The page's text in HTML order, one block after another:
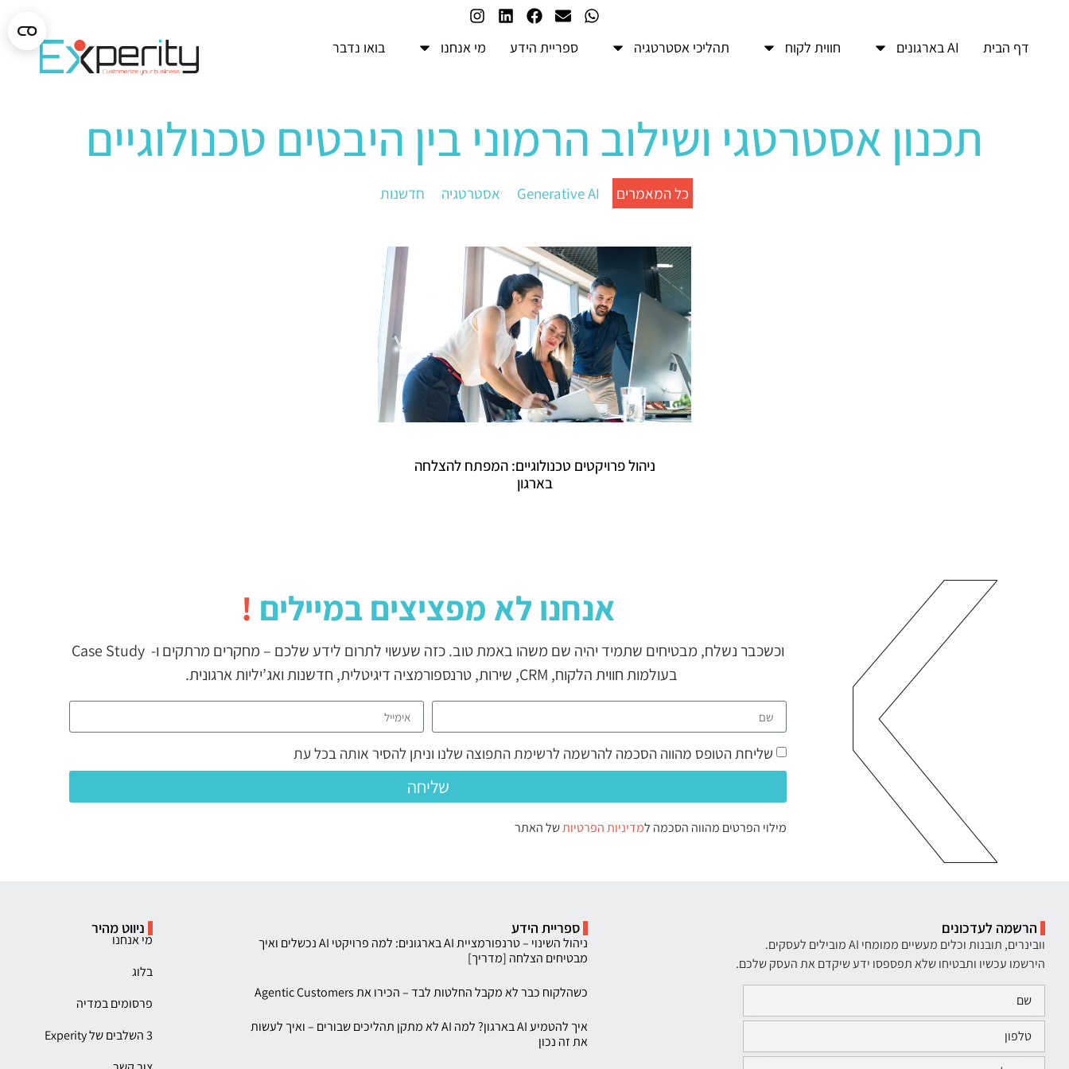
דף הבית AI בארגונים חווית לקוח תהליכי אסטרטגיה ספריית הידע מי אנחנו בואו נדבר
תכנון אסטרטגי ושילוב הרמוני בין היבטים טכנולוגיים
כל המאמרים Generative AI אסטרטגיה חדשנות
ניהול פרויקטים טכנולוגיים: המפתח להצלחה
בארגון
אנחנו לא מפציצים במיילים !
וכשכבר נשלח, מבטיחים שתמיד יהיה שם משהו באמת טוב. כזה שעשוי לתרום לידע שלכם – מחקרים מרתקים ו- Case Study
בעולמות חווית הלקוח, CRM, שירות, טרנספורמציה דיגיטלית, חדשנות ואג’יליות ארגונית.
שליחת הטופס מהווה הסכמה להרשמה לרשימת התפוצה שלנו וניתן להסיר אותה בכל עת
שליחה
מילוי הפרטים מהווה הסכמה למדיניות הפרטיותשל האתר
הרשמה לעדכונים
וובינרים, תובנות וכלים מעשיים ממומחי AI מובילים לעסקים.
הירשמו עכשיו ותבטיחו שלא תפספסו ידע שיקדם את העסק שלכם.
ספריית הידע
ניהול השינוי – טרנפורמציית AI בארגונים: למה פרויקטי AI נכשלים ואיך
מבטיחים הצלחה [מדריך]
כשהלקוח כבר לא מקבל החלטות לבד – הכירו את Agentic Customers
איך להטמיע AI בארגון? למה AI לא מתקן תהליכים שבורים – ואיך לעשות
את זה נכון
ניווט מהיר
מי אנחנו
בלוג
פרסומים במדיה
3 השלבים של Experity